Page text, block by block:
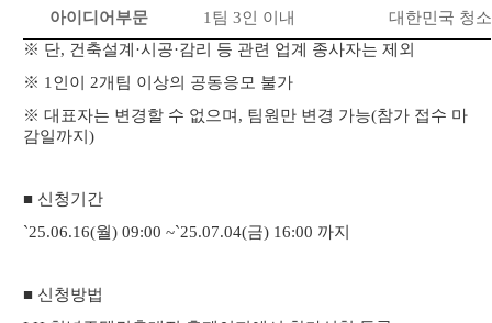
아이디어부문 1팀 3인 이내
대한민국 청
※ 단, 건축설계·시공·감리 등 관련 업계 종사자는 제외
※ 1 인이 2개팀 이상의 공동응모 불가
※ 대표자는 변경할 수 없으며, 팀원만 변경 가능(참가 접수 마
감일까지)
■ 신청기간
`25.06.16(월) 09:00 ~`25.07.04(금) 16:00 까지
■ 신청방법